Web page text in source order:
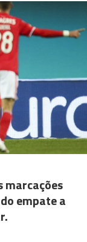
marcações
empate a